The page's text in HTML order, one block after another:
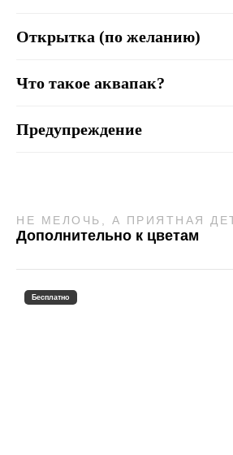
Открытка (по желанию)
Что такое аквапак?
Предупреждение
НЕ МЕЛОЧЬ, А ПРИЯТНАЯ
Дополнительно к цветам
Бесплатно